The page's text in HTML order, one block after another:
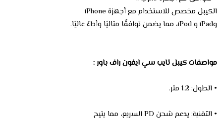
الكيبل مخصص للاستخدام مع أجهزة iPhone
وiPad و iPod، مما يضمن توافقًا مثاليًا وأداءً عاليًا.
مواصفات كيبل تايب سي ايفون راف باور :
• الطول: 1.2 متر.
• التقنية: يدعم شحن PD السريع، مما يتيح